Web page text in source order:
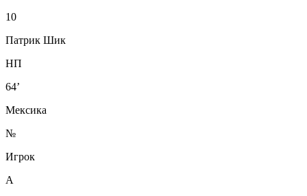
10
Патрик Шик
НП
64’
Мексика
№
Игрок
А